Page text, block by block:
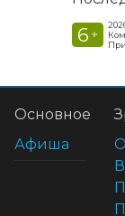
6 +
Основное
Афиша